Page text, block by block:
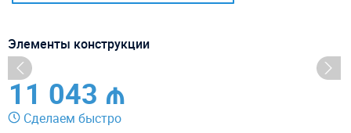
Элементы конструкции
11 043 ₼
Сделаем быстро